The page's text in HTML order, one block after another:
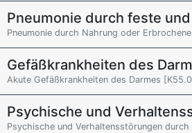
Pneumonie durch feste
Pneumonie durch Nahrung oder
Gefäßkrankheiten des
Akute Gefäßkrankheiten des Darmes
Psychische und
Psychische und Verhaltensstörungen